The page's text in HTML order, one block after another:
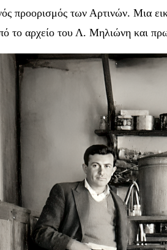
προορισμός των Αρτινών. Μια
το αρχείο του Λ. Μηλιώνη και